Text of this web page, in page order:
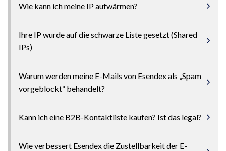
Wie kann ich meine IP aufwärmen?
Ihre IP wurde auf die schwarze Liste gesetzt (Shared
IPs)
Warum werden meine E-Mails von Esendex als „Spam
vorgeblockt“ behandelt?
Kann ich eine B2B-Kontaktliste kaufen? Ist das legal?
Wie verbessert Esendex die Zustellbarkeit der E-